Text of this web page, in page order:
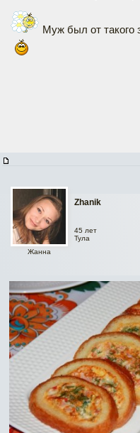
Муж был от такого
Zhanik
Жанна
45 лет
Тула